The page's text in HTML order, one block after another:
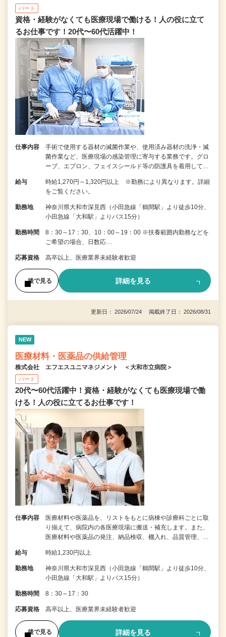
パート
資格・経験がなくても医療現場で働ける！人の役に立て
るお仕事です！20代〜60代活躍中！
仕事内容
手術で使用する器材の滅菌作業や、使用済み器材の洗浄・滅
菌作業など、医療現場の感染管理に寄与する業務です。グロ
ーブ、エプロン、フェイスシールド等の防護具を着用して…
給与
時給1,270円～1,320円以上 ※勤務により異なります。詳細
をご覧ください。
勤務地
神奈川県大和市深見西（小田急線「鶴間駅」より徒歩10分、
小田急線「大和駅」よりバス15分）
勤務時間
8：30～17：30、10：00～19：00 ※扶養範囲内勤務などを
ご希望の場合、日数応…
応募資格 高卒以上、医療業界未経験者歓迎
後で見る 詳細を見る
更新日： 2026/07/24 掲載終了日： 2026/08/31
NEW
医療材料・医薬品の供給管理
株式会社 エフエスユニマネジメント ＜大和市立病院＞
パート
20代〜60代活躍中！資格・経験がなくても医療現場で働
ける！人の役に立てるお仕事です！
仕事内容
医療材料や医薬品を、リストをもとに病棟や診療科ごとに取
り揃えて、病院内の各医療現場に搬送・補充します。また、
医療材料や医薬品の発注、納品検収、棚入れ、品質管理、…
給与 時給1,230円以上
勤務地
神奈川県大和市深見西（小田急線「鶴間駅」より徒歩10分、
小田急線「大和駅」よりバス15分）
勤務時間 8：30～17：30
応募資格 高卒以上、医療業界未経験者歓迎
後で見る 詳細を見る